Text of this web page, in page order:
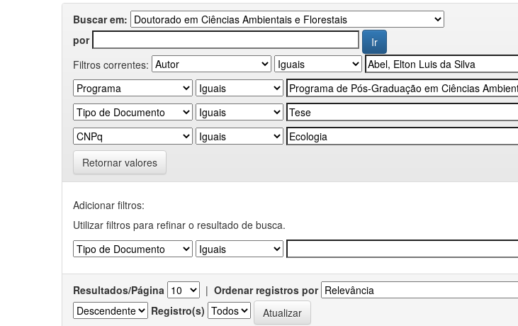
Buscar em:
por
Filtros correntes:
Retornar valores
Adicionar filtros:
Utilizar filtros para refinar o resultado de busca.
Resultados/Página | Ordenar registros por
Registro(s)